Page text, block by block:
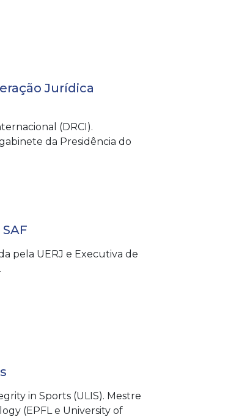
Jurídica
(DRCI).
da Presidência do
pela UERJ e Executiva de
in Sports (ULIS). Mestre
(EPFL e University of